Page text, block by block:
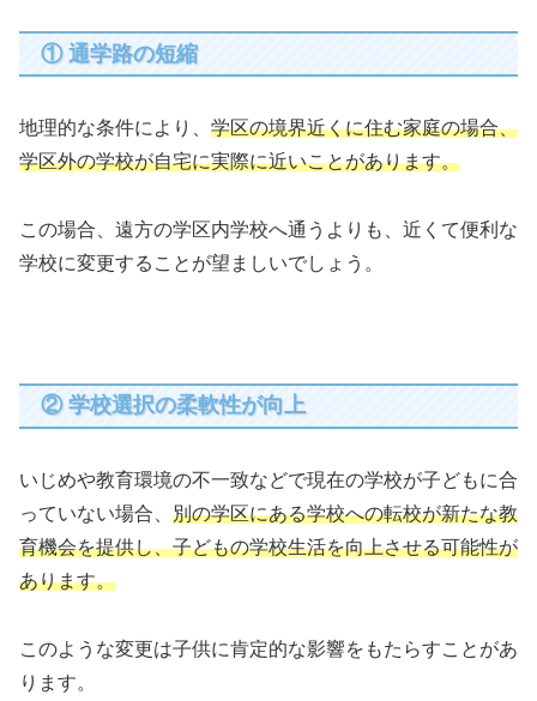
① 通学路の短縮
地理的な条件により、 学区の境界近くに住む家庭の場合、
学区外の学校が自宅に実際に近いことがあります。
この場合、遠方の学区内学校へ通うよりも、近くて便利な
学校に変更することが望ましいでしょう。
② 学校選択の柔軟性が向上
いじめや教育環境の不一致などで現在の学校が子どもに合
っていない場合、 別の学区にある学校への転校が新たな教
育機会を提供し、子どもの学校生活を向上させる可能性が
あります。
このような変更は子供に肯定的な影響をもたらすことがあ
ります。